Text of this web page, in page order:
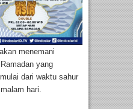
menemani
yang
dari waktu sahur
hari.